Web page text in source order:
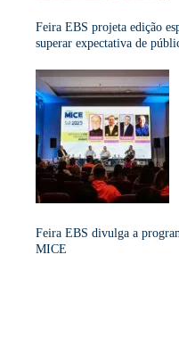
Feira EBS projeta edição
superar expectativa de
Feira EBS divulga a
MICE